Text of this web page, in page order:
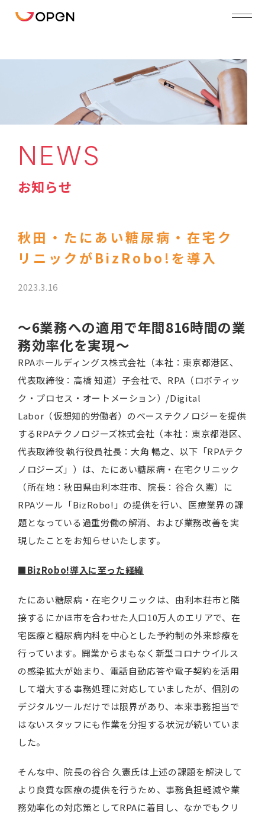
NEWS
お知らせ
秋田・たにあい糖尿病・在宅ク
リニックがBizRobo!を導入
2023.3.16
～6業務への適用で年間816時間の業
務効率化を実現～
RPAホールディングス株式会社（本社：東京都港区、
代表取締役：高橋 知道）子会社で、RPA（ロボティッ
ク・プロセス・オートメーション）/Digital
Labor（仮想知的労働者）のベーステクノロジーを提供
するRPAテクノロジーズ株式会社（本社：東京都港区、
代表取締役 執行役員社長：大角 暢之、以下「RPAテク
ノロジーズ」）は、たにあい糖尿病・在宅クリニック
（所在地：秋田県由利本荘市、院長：谷合 久憲）に
RPAツール「BizRobo!」の提供を行い、医療業界の課
題となっている過重労働の解消、および業務改善を実
現したことをお知らせいたします。
■BizRobo!導入に至った経緯
たにあい糖尿病・在宅クリニックは、由利本荘市と隣
接するにかほ市を合わせた人口10万人のエリアで、在
宅医療と糖尿病内科を中心とした予約制の外来診療を
行っています。開業からまもなく新型コロナウイルス
の感染拡大が始まり、電話自動応答や電子契約を活用
して増大する事務処理に対応していましたが、個別の
デジタルツールだけでは限界があり、本来事務担当で
はないスタッフにも作業を分担する状況が続いていま
した。
そんな中、院長の谷合 久憲氏は上述の課題を解決して
より良質な医療の提供を行うため、事務負担軽減や業
務効率化の対応策としてRPAに着目し、なかでもクリ